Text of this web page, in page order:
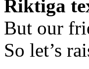
Riktiga
But our
So let’s